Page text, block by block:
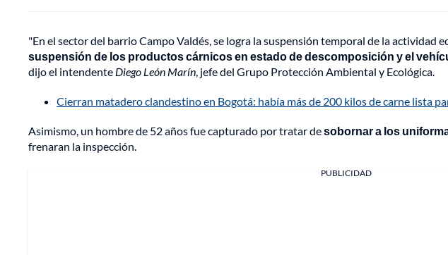
"En el sector del barrio Campo Valdés, se logra la suspensión temporal de la actividad
suspensión de los productos cárnicos en estado de descomposición y el
dijo el intendente Diego León Marín, jefe del Grupo Protección Ambiental y Ecológica.
Cierran matadero clandestino en Bogotá: había más de 200 kilos de carne lista
Asimismo, un hombre de 52 años fue capturado por tratar desobornar a los
frenaran la inspección.
PUBLICIDAD